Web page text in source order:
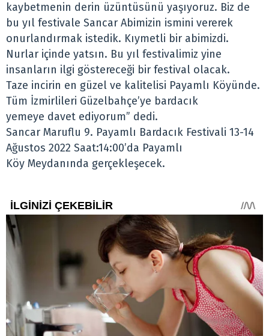
kaybetmenin derin üzüntüsünü yaşıyoruz. Biz de
bu yıl festivale Sancar Abimizin ismini vererek
onurlandırmak istedik. Kıymetli bir abimizdi.
Nurlar içinde yatsın. Bu yıl festivalimiz yine
insanların ilgi göstereceği bir festival olacak.
Taze incirin en güzel ve kalitelisi Payamlı Köyünde.
Tüm İzmirlileri Güzelbahçe’ye bardacık
yemeye davet ediyorum” dedi.
Sancar Maruflu 9. Payamlı Bardacık Festivali 13-14
Ağustos 2022 Saat:14:00’da Payamlı
Köy Meydanında gerçekleşecek.